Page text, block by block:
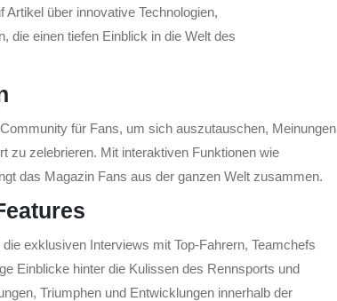
über innovative Technologien,
die einen tiefen Einblick in die Welt des
für Fans, um sich auszutauschen, Meinungen
zu zelebrieren. Mit interaktiven Funktionen wie
das Magazin Fans aus der ganzen Welt zusammen.
exklusiven Interviews mit Top-Fahrern, Teamchefs
Einblicke hinter die Kulissen des Rennsports und
Triumphen und Entwicklungen innerhalb der